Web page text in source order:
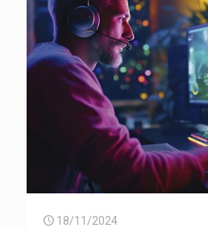
18/11/2024